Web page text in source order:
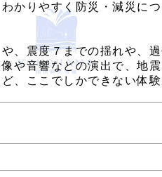
かりやすく防災・減災に
、震度７までの揺れや、
や音響などの演出で、地
、ここでしかできない体験